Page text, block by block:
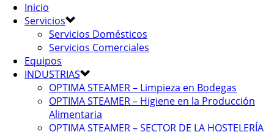
Inicio
Servicios
Servicios Domésticos
Servicios Comerciales
Equipos
INDUSTRIAS
OPTIMA STEAMER – Limpieza en Bodegas
OPTIMA STEAMER – Higiene en la Producción
Alimentaria
OPTIMA STEAMER – SECTOR DE LA HOSTELERÍA